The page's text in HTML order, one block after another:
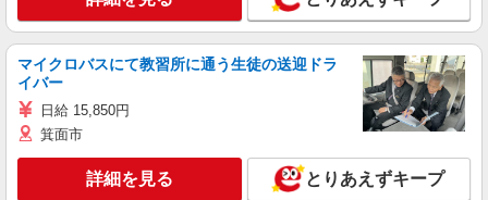
マイクロバスにて教習所に通う生徒の送迎ドラ
イバー
日給 15,850円
箕面市
詳細を見る とりあえずキープ